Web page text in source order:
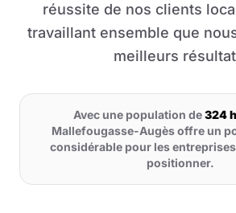
réussite de nos clients
travaillant ensemble que
meilleurs
Avec une population de324
Mallefougasse-Augès offre un
considérable pour les entreprises
positionner.